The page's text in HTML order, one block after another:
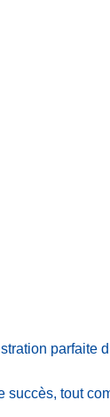
parfaite
tout